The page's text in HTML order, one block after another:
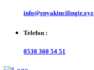
info@enyakincilingir.xyz
Telefon :
0538 360 54 51